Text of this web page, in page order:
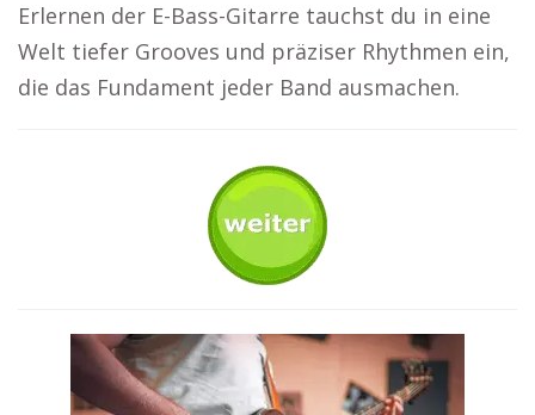
Erlernen der E-Bass-Gitarre tauchst du in eine
Welt tiefer Grooves und präziser Rhythmen ein,
die das Fundament jeder Band ausmachen.